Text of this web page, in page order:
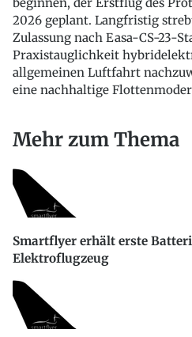
2026 geplant. Langfristig
Zulassung nach Easa-CS-23-
Praxistauglichkeit
allgemeinen Luftfahrt
eine nachhaltige
Mehr zum Thema
Smartflyer erhält erste
Elektroflugzeug